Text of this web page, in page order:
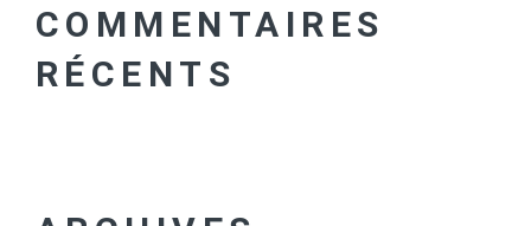
COMMENTAIRES
RÉCENTS